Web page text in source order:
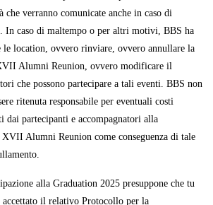
che verranno comunicate anche in caso di
In caso di maltempo o per altri motivi, BBS ha
location, ovvero rinviare, ovvero annullare la
Alumni Reunion, ovvero modificare il
che possono partecipare a tali eventi. BBS non
ritenuta responsabile per eventuali costi
dai partecipanti e accompagnatori alla
Alumni Reunion come conseguenza di tale
alla Graduation 2025 presuppone che tu
accettato il relativo Protocollo per la